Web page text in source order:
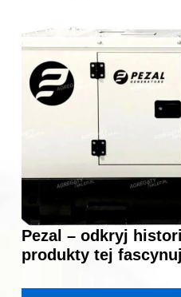
Pezal – odkryj
produkty tej